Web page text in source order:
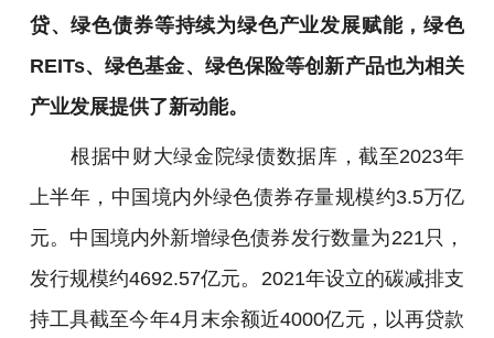
贷、绿色债券等持续为绿色产业发展赋能，绿色
REITs、绿色基金、绿色保险等创新产品也为相关
产业发展提供了新动能。
根据中财大绿金院绿债数据库，截至2023年
上半年，中国境内外绿色债券存量规模约3.5万亿
元。中国境内外新增绿色债券发行数量为221只，
发行规模约4692.57亿元。2021年设立的碳减排支
持工具截至今年4月末余额近4000亿元，以再贷款